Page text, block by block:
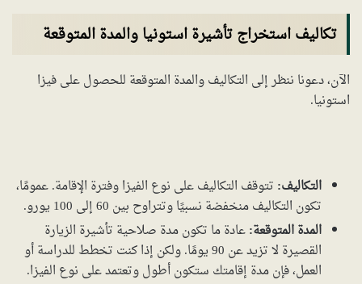
تكاليف استخراج تأشيرة استونيا والمدة المتوقعة
الآن، دعونا ننظر إلى التكاليف والمدة المتوقعة للحصول على فيزا
استونيا.
التكاليف: تتوقف التكاليف على نوع الفيزا وفترة الإقامة. عمومًا،
تكون التكاليف منخفضة نسبيًا وتتراوح بين 60 إلى 100 يورو.
المدة المتوقعة:عادة ما تكون مدة صلاحية تأشيرة الزيارة
القصيرة لا تزيد عن 90 يومًا. ولكن إذا كنت تخطط للدراسة أو
العمل، فإن مدة إقامتك ستكون أطول وتعتمد على نوع الفيزا.